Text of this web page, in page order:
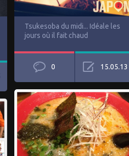
Tsukesoba du midi... Idéale les
jours où il fait chaud
0 15.05.13